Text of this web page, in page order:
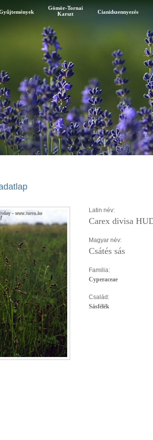
Gömör-Tornai
Karszt
Cianidszennyezés
Latin név:
Carex divisa
Magyar név:
Csátés sás
Familia:
Cyperaceae
Család:
Sásfélék